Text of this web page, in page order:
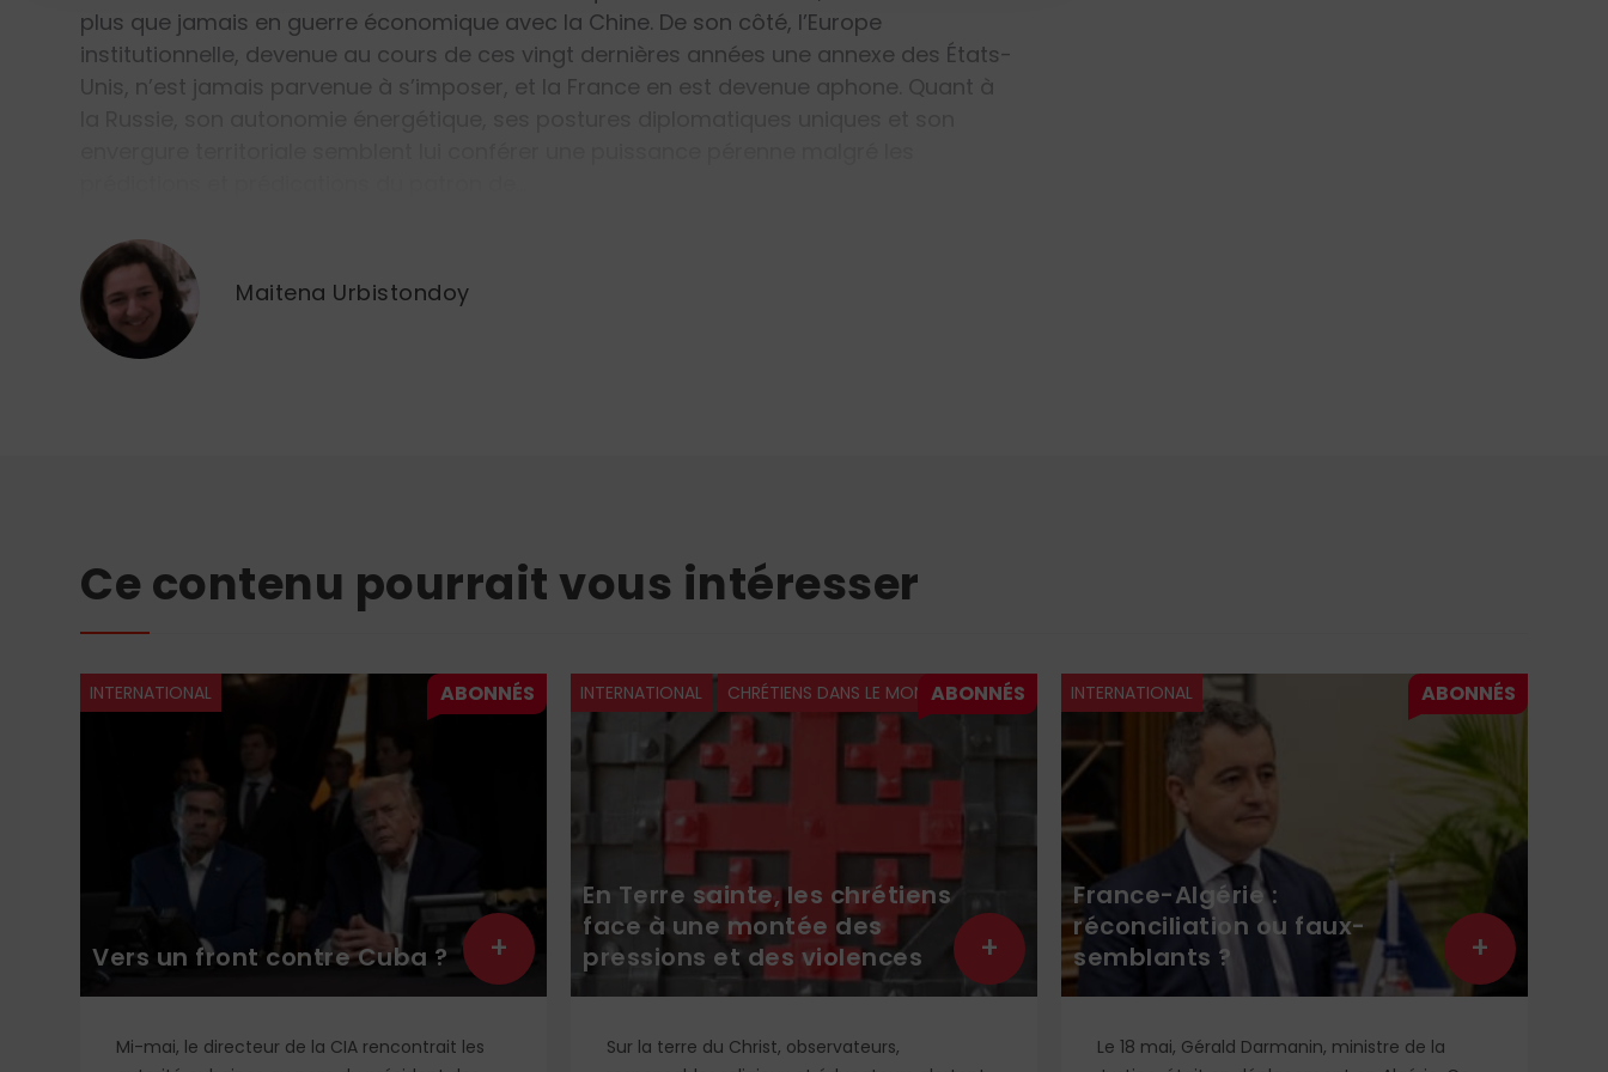
plus que jamais en guerre économique avec la Chine. De son côté, l’Europe
institutionnelle, devenue au cours de ces vingt dernières années une annexe des États-
Unis, n’est jamais parvenue à s’imposer, et la France en est devenue aphone. Quant à
Maitena Urbistondoy
Ce contenu pourrait vous intéresser
INTERNATIONAL
Vers un front contre Cuba ?
Mi-mai, le directeur de la CIA rencontrait les
+
INTERNATIONAL CHRÉTIENS DANS LE MONDE
En Terre sainte, les chrétiens
face à une montée des
pressions et des violences
Sur la terre du Christ, observateurs,
+
INTERNATIONAL
France-Algérie :
réconciliation ou faux-
semblants ?
Le 18 mai, Gérald Darmanin, ministre de la
+